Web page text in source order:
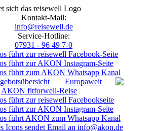
Kontakt-Mail:
info@reisewell.de
Service-Hotline:
07931 - 96 49 7-0
Europaweit
AKON fitforwell-Reise